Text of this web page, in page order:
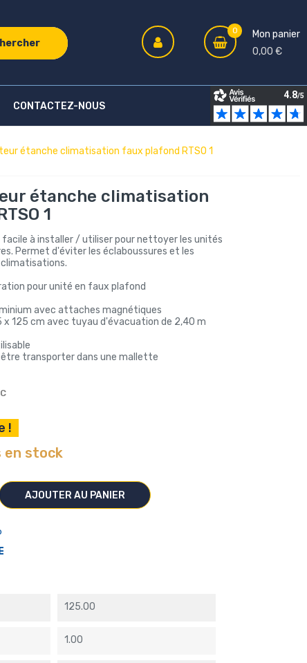
0
Mon panier
0,00 €
CONTACTEZ-NOUS
étanche climatisation faux plafond RTSO 1
étanche climatisation
1
à installer / utiliser pour nettoyer les unités
Permet d'éviter les éclaboussures et les
climatisations.
pour unité en faux plafond
avec attaches magnétiques
x 125 cm avec tuyau d'évacuation de 2,40 m
transporter dans une mallette
!
en stock
AJOUTER AU PANIER
125.00
1.00